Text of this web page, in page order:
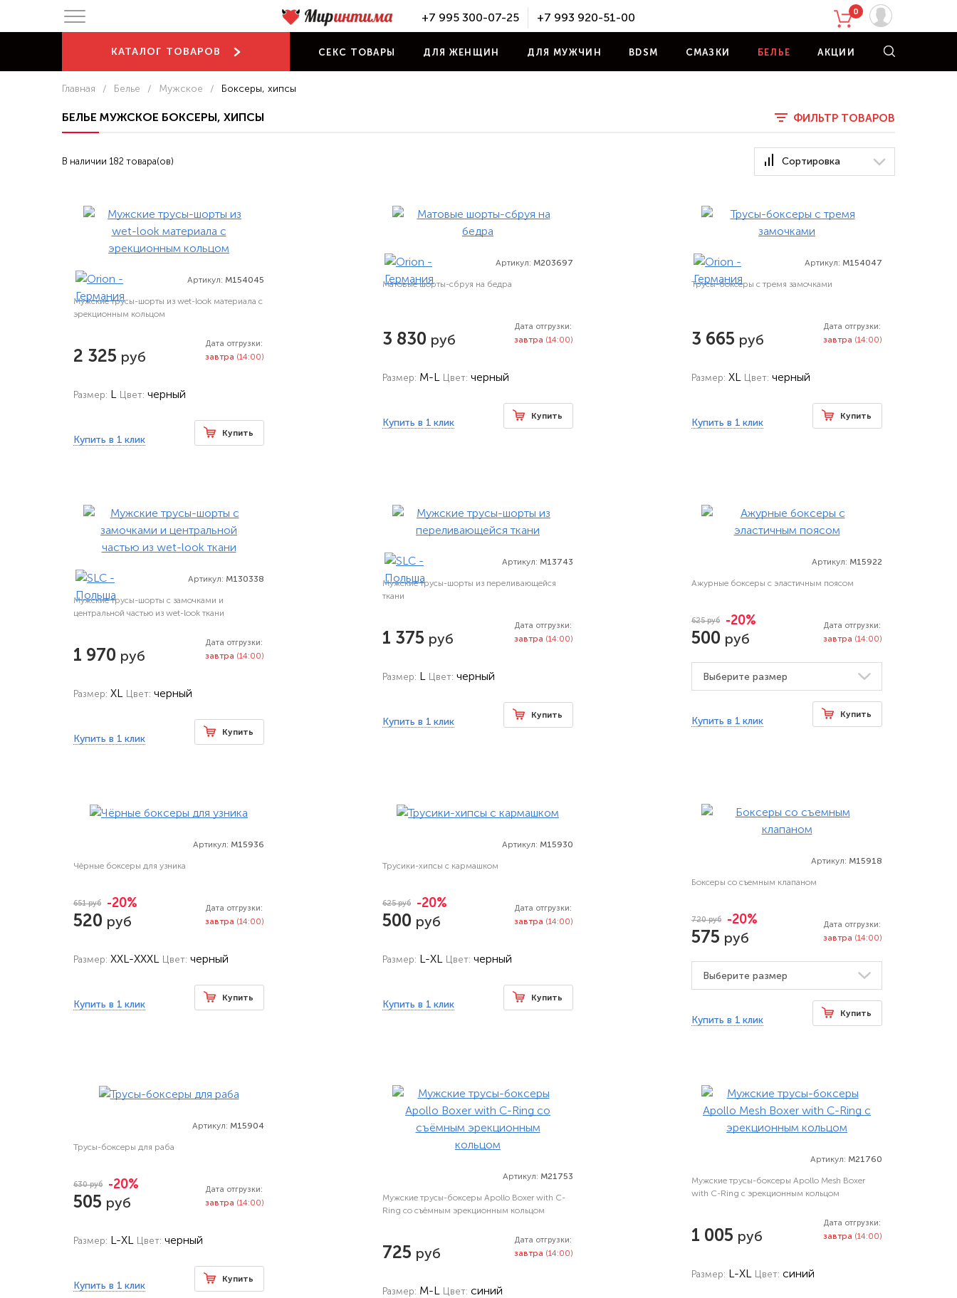
+7 995 300-07-25 +7 993 920-51-00 0
КАТАЛОГ ТОВАРОВ СЕКС ТОВАРЫ ДЛЯ ЖЕНЩИН ДЛЯ МУЖЧИН BDSM СМАЗКИ БЕЛЬЕ АКЦИИ
Главная / Белье / Мужское / Боксеры, хипсы
БЕЛЬЕ МУЖСКОЕ БОКСЕРЫ, ХИПСЫ ФИЛЬТР ТОВАРОВ
В наличии 182 товара(ов) Сортировка
Артикул: M154045
Мужские трусы-шорты из wet-look материала с
эрекционным кольцом
2 325 руб
Дата отгрузки:
завтра (14:00)
Размер: L Цвет: черный
Купить в 1 клик
Купить
Артикул: M203697
Матовые шорты-сбруя на бедра
3 830 руб
Дата отгрузки:
завтра (14:00)
Размер: M-L Цвет: черный
Купить в 1 клик
Купить
Артикул: M154047
Трусы-боксеры с тремя замочками
3 665 руб
Дата отгрузки:
завтра (14:00)
Размер: XL Цвет: черный
Купить в 1 клик
Купить
Артикул: M130338
Мужские трусы-шорты с замочками и
центральной частью из wet-look ткани
1 970 руб
Дата отгрузки:
завтра (14:00)
Размер: XL Цвет: черный
Купить в 1 клик
Купить
Артикул: M13743
Мужские трусы-шорты из переливающейся
ткани
1 375 руб
Дата отгрузки:
завтра (14:00)
Размер: L Цвет: черный
Купить в 1 клик
Купить
Артикул: M15922
Ажурные боксеры с эластичным поясом
625 руб -20%
500 руб
Дата отгрузки:
завтра (14:00)
Купить в 1 клик
Купить
Артикул: M15936
Чёрные боксеры для узника
651 руб -20%
520 руб
Дата отгрузки:
завтра (14:00)
Размер: XXL-XXXL Цвет: черный
Купить в 1 клик
Купить
Артикул: M15930
Трусики-хипсы с кармашком
625 руб -20%
500 руб
Дата отгрузки:
завтра (14:00)
Размер: L-XL Цвет: черный
Купить в 1 клик
Купить
Артикул: M15918
Боксеры со съемным клапаном
720 руб -20%
575 руб
Дата отгрузки:
завтра (14:00)
Купить в 1 клик
Купить
Артикул: M15904
Трусы-боксеры для раба
630 руб -20%
505 руб
Дата отгрузки:
завтра (14:00)
Размер: L-XL Цвет: черный
Купить в 1 клик
Купить
Артикул: M21753
Мужские трусы-боксеры Apollo Boxer with C-
Ring со съёмным эрекционным кольцом
725 руб
Дата отгрузки:
завтра (14:00)
Размер: M-L Цвет: синий
Артикул: M21760
Мужские трусы-боксеры Apollo Mesh Boxer
with C-Ring с эрекционным кольцом
1 005 руб
Дата отгрузки:
завтра (14:00)
Размер: L-XL Цвет: синий